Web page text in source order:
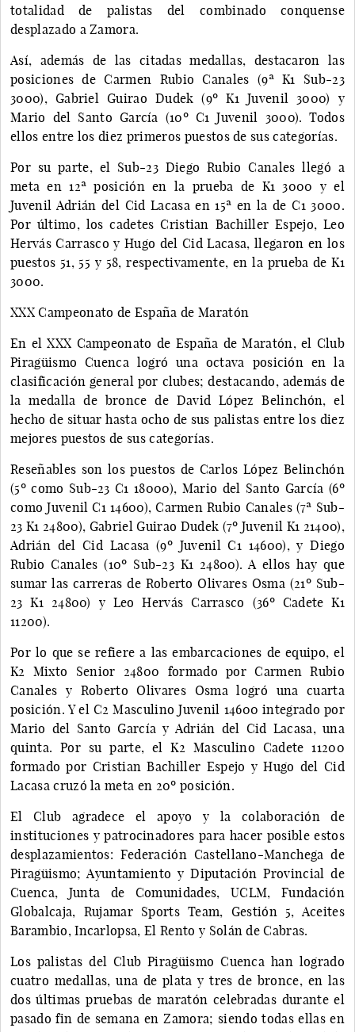
totalidad de palistas del combinado conquense
desplazado a Zamora.
Así, además de las citadas medallas, destacaron las
posiciones de Carmen Rubio Canales (9ª K1 Sub-23
3000), Gabriel Guirao Dudek (9º K1 Juvenil 3000) y
Mario del Santo García (10º C1 Juvenil 3000). Todos
ellos entre los diez primeros puestos de sus categorías.
Por su parte, el Sub-23 Diego Rubio Canales llegó a
meta en 12ª posición en la prueba de K1 3000 y el
Juvenil Adrián del Cid Lacasa en 15ª en la de C1 3000.
Por último, los cadetes Cristian Bachiller Espejo, Leo
Hervás Carrasco y Hugo del Cid Lacasa, llegaron en los
puestos 51, 55 y 58, respectivamente, en la prueba de K1
3000.
XXX Campeonato de España de Maratón
En el XXX Campeonato de España de Maratón, el Club
Piragüismo Cuenca logró una octava posición en la
clasificación general por clubes; destacando, además de
la medalla de bronce de David López Belinchón, el
hecho de situar hasta ocho de sus palistas entre los diez
mejores puestos de sus categorías.
Reseñables son los puestos de Carlos López Belinchón
(5º como Sub-23 C1 18000), Mario del Santo García (6º
como Juvenil C1 14600), Carmen Rubio Canales (7ª Sub-
23 K1 24800), Gabriel Guirao Dudek (7º Juvenil K1 21400),
Adrián del Cid Lacasa (9º Juvenil C1 14600), y Diego
Rubio Canales (10º Sub-23 K1 24800). A ellos hay que
sumar las carreras de Roberto Olivares Osma (21º Sub-
23 K1 24800) y Leo Hervás Carrasco (36º Cadete K1
11200).
Por lo que se refiere a las embarcaciones de equipo, el
K2 Mixto Senior 24800 formado por Carmen Rubio
Canales y Roberto Olivares Osma logró una cuarta
posición. Y el C2 Masculino Juvenil 14600 integrado por
Mario del Santo García y Adrián del Cid Lacasa, una
quinta. Por su parte, el K2 Masculino Cadete 11200
formado por Cristian Bachiller Espejo y Hugo del Cid
Lacasa cruzó la meta en 20º posición.
El Club agradece el apoyo y la colaboración de
instituciones y patrocinadores para hacer posible estos
desplazamientos: Federación Castellano-Manchega de
Piragüismo; Ayuntamiento y Diputación Provincial de
Cuenca, Junta de Comunidades, UCLM, Fundación
Globalcaja, Rujamar Sports Team, Gestión 5, Aceites
Barambio, Incarlopsa, El Rento y Solán de Cabras.
Los palistas del Club Piragüismo Cuenca han logrado
cuatro medallas, una de plata y tres de bronce, en las
dos últimas pruebas de maratón celebradas durante el
pasado fin de semana en Zamora; siendo todas ellas en